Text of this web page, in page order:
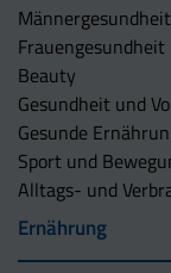
Männergesundheit
Frauengesundheit
Beauty
Gesundheit und
Gesunde
Sport und
Alltags- und
Ernährung